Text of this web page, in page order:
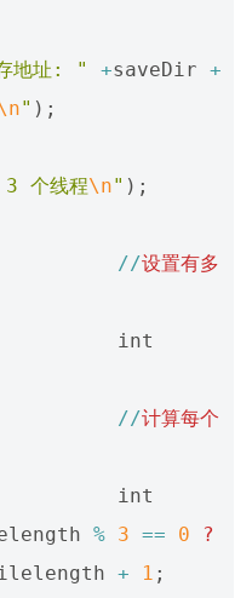
地址: " +saveDir +
" );
个线程\n" );
//设置有多
int
//计算每个
int
% 3 == 0
?
+ 1 ;